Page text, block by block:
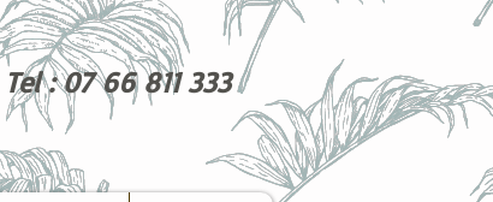
Tel : 07 66 811 333